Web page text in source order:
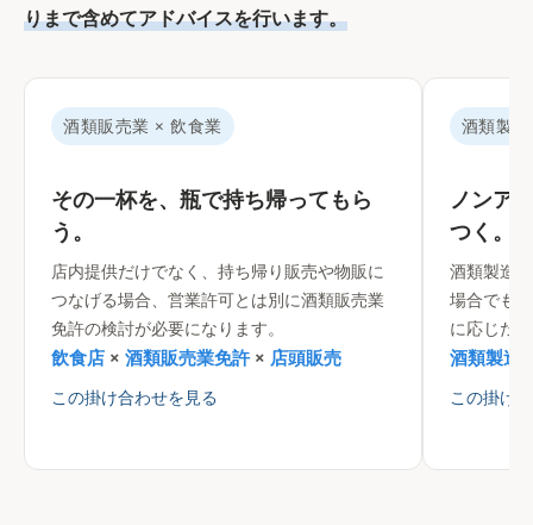
りまで含めてアドバイスを行います。
酒類販売業 × 飲食業
その一杯を、瓶で持ち帰ってもら
う。
店内提供だけでなく、持ち帰り販売や物販に
つなげる場合、営業許可とは別に酒類販売業
免許の検討が必要になります。
飲食店 × 酒類販売業免許× 店頭販売
この掛け合わせを見る
酒類製
ノンア
つく。
酒類製造
場合でも
に応じた
酒類製造
この掛け